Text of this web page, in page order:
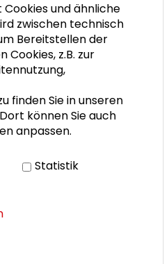
Conrad
und Preisträger seit
Löw
und ähnliche
zwischen technisch
Bereitstellen der
Cookies, z.B. zur
finden Sie in unseren
können Sie auch
anpassen.
Statistik